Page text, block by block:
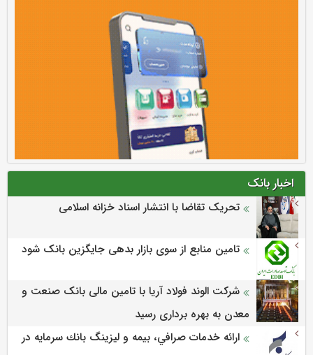
اخبار بانک
تحریک تقاضا با انتشار اسناد خزانه اسلامی
تامین منابع از سوی بازار بدهی جایگزین بانک شود
شرکت الوند فولاد آریا با تامین مالی بانک صنعت و
معدن به بهره برداری رسید
ارائه خدمات صرافي، بيمه و ليزينگ بانك سرمايه در